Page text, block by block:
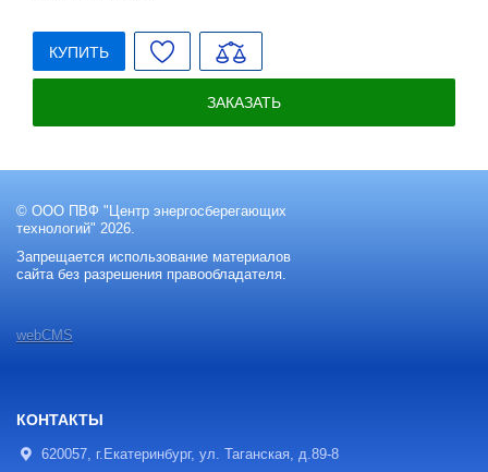
КУПИТЬ
ЗАКАЗАТЬ
© ООО ПВФ "Центр энергосберегающих
технологий" 2026.
Запрещается использование материалов
сайта без разрешения правообладателя.
webCMS
КОНТАКТЫ
620057, г.Екатеринбург, ул. Таганская, д.89-8